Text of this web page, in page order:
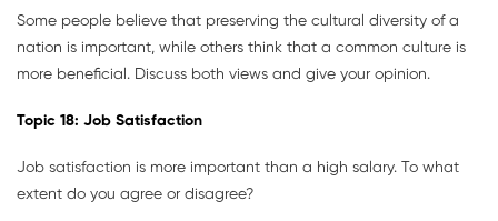
Some people believe that preserving the cultural diversity of a
nation is important, while others think that a common culture is
more beneficial. Discuss both views and give your opinion.
Topic 18: Job Satisfaction
Job satisfaction is more important than a high salary. To what
extent do you agree or disagree?